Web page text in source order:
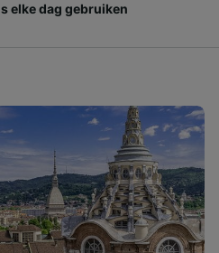
elke dag gebruiken